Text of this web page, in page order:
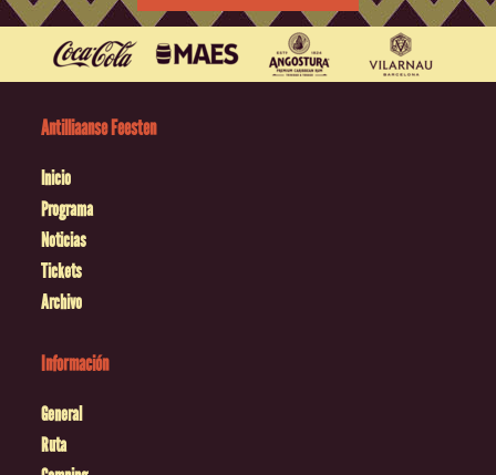
Antilliaanse Feesten
Inicio
Programa
Noticias
Tickets
Archivo
Información
General
Ruta